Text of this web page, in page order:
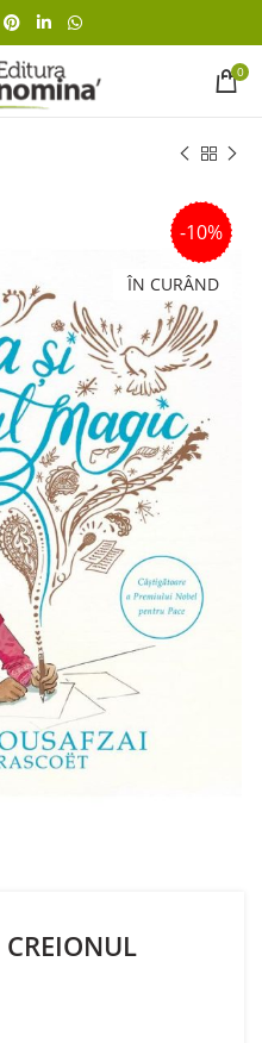
0
-10%
ÎN CURÂND